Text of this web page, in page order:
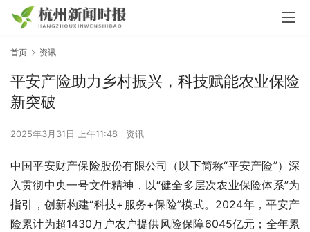
首页 资讯
平安产险助力乡村振兴，科技赋能农业保险
新突破
2025年3月31日 上午11:48 资讯
中国平安财产保险股份有限公司（以下简称“平安产险”）深
入贯彻中央一号文件精神，以“健全多层次农业保险体系”为
指引，创新构建“科技+服务+保险”模式。2024年，平安产
险累计为超1430万户农户提供风险保障6045亿元；全年累